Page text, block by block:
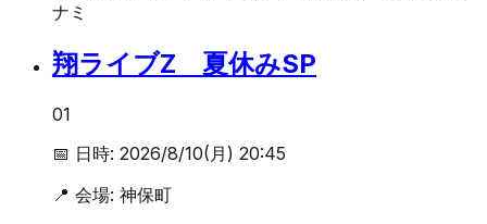
ナミ
翔ライブZ 夏休みSP
01
📅 日時: 2026/8/10(月) 20:45
📍 会場: 神保町